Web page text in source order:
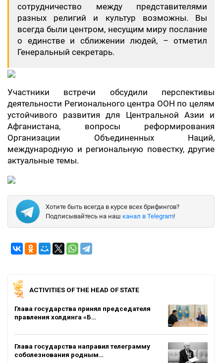
сотрудничество между представителями
разных религий и культур возможны. Вы
всегда были центром, несущим миру послание
о единстве и сближении людей, – отметил
Генеральный секретарь.
Участники встречи обсудили перспективы
деятельности Регионального центра ООН по целям
устойчивого развития для Центральной Азии и
Афганистана, вопросы реформирования
Организации Объединенных Наций,
международную и региональную повестку, другие
актуальные темы.
Хотите быть всегда в курсе всех брифингов?
Подписывайтесь на наш канал в Telegram!
ACTIVITIES OF THE HEAD OF STATE
Глава государства принял председателя
правления холдинга «Б…
Глава государства направил телеграмму
соболезнования родным…